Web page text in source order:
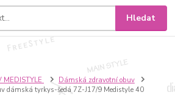
Hledat
MEDISTYLE
Dámská zdravotní obuv
dámská tyrkys-šedá 7Z-J17/9 Medistyle 40